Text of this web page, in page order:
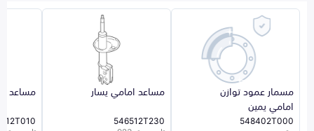
مسمار عمود توازن
امامي يمين
548402T000
مساعد امامي يسار
546512T230
مساعد